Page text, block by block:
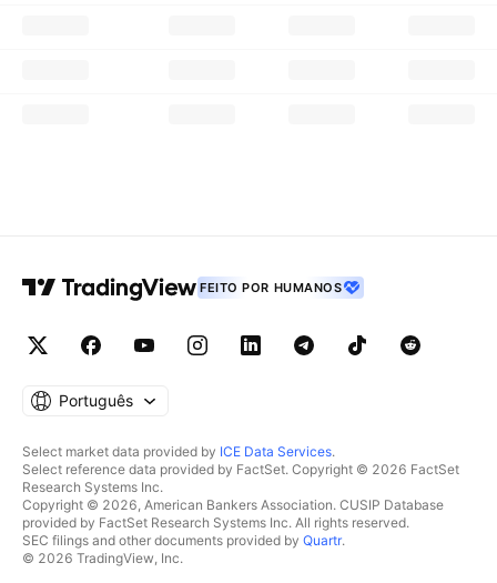
FEITO POR HUMANOS
Português
Select market data provided by ICE Data Services.
Select reference data provided by FactSet. Copyright © 2026 FactSet
Research Systems Inc.
Copyright © 2026, American Bankers Association. CUSIP Database
provided by FactSet Research Systems Inc. All rights reserved.
SEC filings and other documents provided by Quartr.
© 2026 TradingView, Inc.